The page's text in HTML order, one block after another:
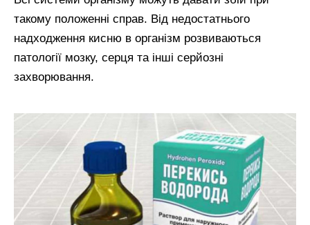
такому положенні справ. Від недостатнього
надходження кисню в організм розвиваються
патології мозку, серця та інші серйозні
захворювання.